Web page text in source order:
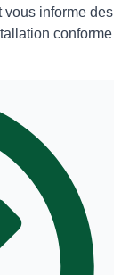
vous informe des
conforme